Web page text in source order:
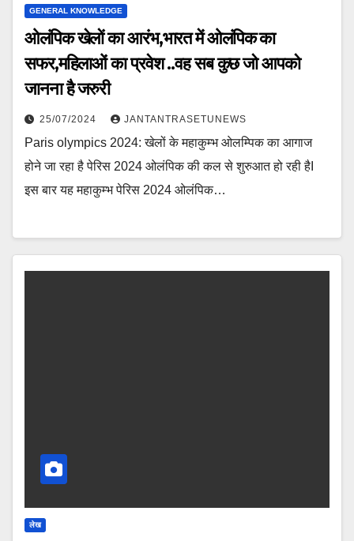
GENERAL KNOWLEDGE
ओलंपिक खेलों का आरंभ,भारत में ओलंपिक का
सफर,महिलाओं का प्रवेश ..वह सब कुछ जो आपको
जानना है जरुरी
25/07/2024 JANTANTRASETUNEWS
Paris olympics 2024: खेलों के महाकुम्भ ओलम्पिक का आगाज
होने जा रहा है पेरिस 2024 ओलंपिक की कल से शुरुआत हो रही हैI
इस बार यह महाकुम्भ पेरिस 2024 ओलंपिक…
लेख